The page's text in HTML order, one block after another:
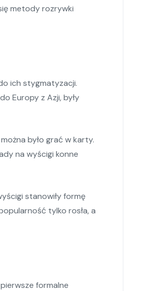
metody rozrywki
ich stygmatyzacji.
Europy z Azji, były
było grać w karty.
na wyścigi konne
stanowiły formę
tylko rosła, a
formalne